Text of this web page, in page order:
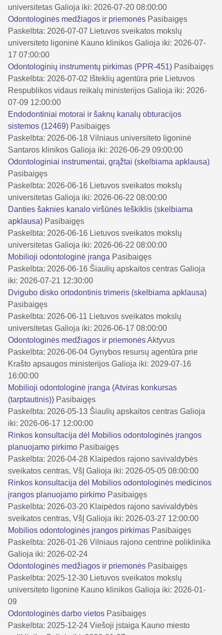
universitetas Galioja iki: 2026-07-20 08:00:00
Odontologinės medžiagos ir priemonės Pasibaigęs
Paskelbta: 2026-07-07 Lietuvos sveikatos mokslų
universiteto ligoninė Kauno klinikos Galioja iki: 2026-07-
17 07:00:00
Odontologinių instrumentų pirkimas (PPR-451) Pasibaigęs
Paskelbta: 2026-07-02 Išteklių agentūra prie Lietuvos
Respublikos vidaus reikalų ministerijos Galioja iki: 2026-
07-09 12:00:00
Endodontiniai motorai ir šaknų kanalų obturacijos
sistemos (12469) Pasibaigęs
Paskelbta: 2026-06-18 Vilniaus universiteto ligoninė
Santaros klinikos Galioja iki: 2026-06-29 09:00:00
Odontologiniai instrumentai, grąžtai (skelbiama apklausa)
Pasibaigęs
Paskelbta: 2026-06-16 Lietuvos sveikatos mokslų
universitetas Galioja iki: 2026-06-22 08:00:00
Danties šaknies kanalo viršūnės Ieškiklis (skelbiama
apklausa) Pasibaigęs
Paskelbta: 2026-06-16 Lietuvos sveikatos mokslų
universitetas Galioja iki: 2026-06-22 08:00:00
Mobilioji odontologinė įranga Pasibaigęs
Paskelbta: 2026-06-16 Šiaulių apskaitos centras Galioja
iki: 2026-07-21 12:30:00
Dvigubo disko ortodontinis trimeris (skelbiama apklausa)
Pasibaigęs
Paskelbta: 2026-06-11 Lietuvos sveikatos mokslų
universitetas Galioja iki: 2026-06-17 08:00:00
Odontologinės medžiagos ir priemonėsAktyvus
Paskelbta: 2026-06-04 Gynybos resursų agentūra prie
Krašto apsaugos ministerijos Galioja iki: 2029-07-16
16:00:00
Mobilioji odontologinė įranga (Atviras konkursas
(tarptautinis)) Pasibaigęs
Paskelbta: 2026-05-13 Šiaulių apskaitos centras Galioja
iki: 2026-06-17 12:00:00
Rinkos konsultacija dėl Mobilios odontologinės įrangos
planuojamo pirkimo Pasibaigęs
Paskelbta: 2026-04-28 Klaipėdos rajono savivaldybės
sveikatos centras, VšĮ Galioja iki: 2026-05-05 08:00:00
Rinkos konsultacija dėl Mobilios odontologinės medicinos
įrangos planuojamo pirkimo Pasibaigęs
Paskelbta: 2026-03-20 Klaipėdos rajono savivaldybės
sveikatos centras, VšĮ Galioja iki: 2026-03-27 12:00:00
Mobilios odontologinės įrangos pirkimas Pasibaigęs
Paskelbta: 2026-01-26 Vilniaus rajono centrinė poliklinika
Galioja iki: 2026-02-24
Odontologinės medžiagos ir priemonės Pasibaigęs
Paskelbta: 2025-12-30 Lietuvos sveikatos mokslų
universiteto ligoninė Kauno klinikos Galioja iki: 2026-01-
09
Odontologinės darbo vietos Pasibaigęs
Paskelbta: 2025-12-24 Viešoji įstaiga Kauno miesto